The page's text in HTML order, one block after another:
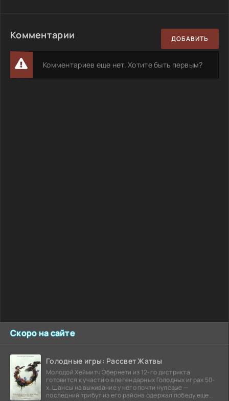
Скоро на сайте
Голодные игры: Рассвет Жатвы
Молодой Хеймитч Эбернети из 12-го дистрикта
готовится к участию в легендарных Голодных играх 50-
х. Шансы на выживание у него почти нулевые —
последний трибут из его района одержал победу еще
Комментарии ДОБАВИТЬ
Комментариев еще нет. Хотите быть первым?